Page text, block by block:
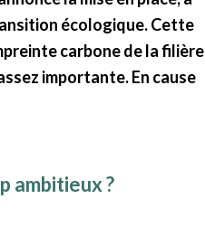
écologique. Cette
carbone de la filière
importante. En cause
ambitieux ?